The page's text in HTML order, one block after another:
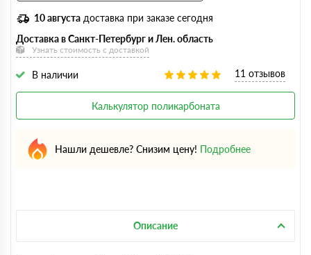
10 августа доставка при заказе сегодня
Доставка в Санкт-Петербург и Лен. область
Узнать стоимость с доставкой
В наличии 11 отзывов
Калькулятор поликарбоната
Нашли дешевле? Снизим цену! Подробнее
Описание